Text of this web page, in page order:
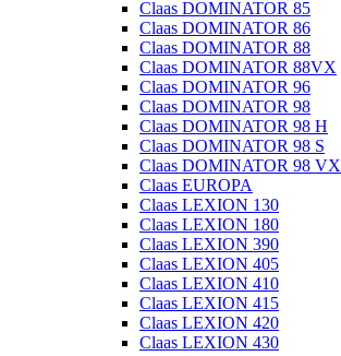
Claas DOMINATOR 85
Claas DOMINATOR 86
Claas DOMINATOR 88
Claas DOMINATOR 88VX
Claas DOMINATOR 96
Claas DOMINATOR 98
Claas DOMINATOR 98 H
Claas DOMINATOR 98 S
Claas DOMINATOR 98 VX
Claas EUROPA
Claas LEXION 130
Claas LEXION 180
Claas LEXION 390
Claas LEXION 405
Claas LEXION 410
Claas LEXION 415
Claas LEXION 420
Claas LEXION 430